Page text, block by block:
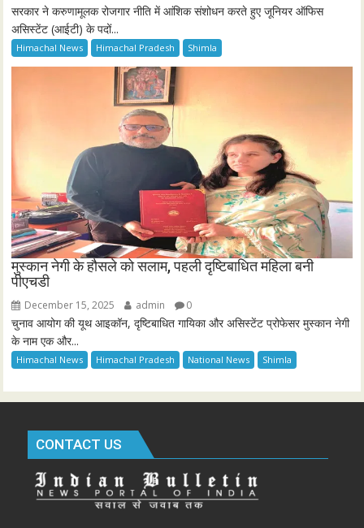
सरकार ने करुणामूलक रोजगार नीति में आंशिक संशोधन करते हुए जूनियर ऑफिस
असिस्टेंट (आईटी) के पदों...
Himachal News Himachal Pradesh Shimla
मुस्कान नेगी के हौसले को सलाम, पहली दृष्टिबाधित महिला बनी
पीएचडी
December 15, 2025 admin 0
चुनाव आयोग की यूथ आइकॉन, दृष्टिबाधित गायिका और असिस्टेंट प्रोफेसर मुस्कान नेगी
के नाम एक और...
Himachal News Himachal Pradesh National News Shimla
CONTACT US